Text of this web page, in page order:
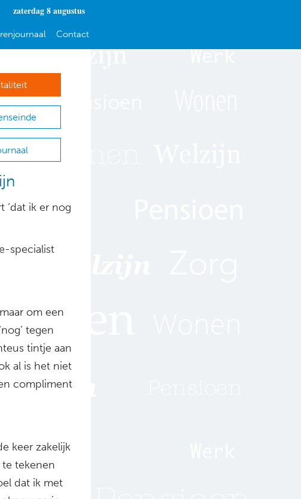
zaterdag 8 augustus
Contact
‘dat ik er nog
specialist
om een
tegen
tintje aan
al is het niet
compliment
keer zakelijk
te tekenen
dat ik met